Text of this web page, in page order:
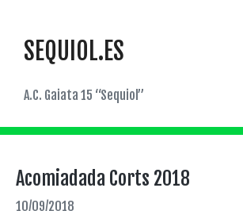
SEQUIOL.ES
A.C. Gaiata 15 “Sequiol”
Acomiadada Corts 2018
10/09/2018